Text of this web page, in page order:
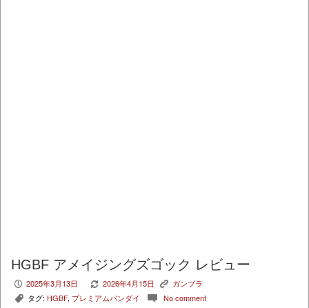
HGBF アメイジングズゴック レビュー
P 2025年3月13日 V 2026年4月15日 K ガンプラ
, タグ: HGBF, プレミアムバンダイ c No comment